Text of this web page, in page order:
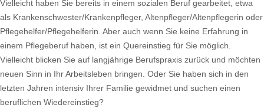
Vielleicht haben Sie bereits in einem sozialen Beruf gearbeitet, etwa
als Krankenschwester/Krankenpfleger, Altenpfleger/Altenpflegerin oder
Pflegehelfer/Pflegehelferin. Aber auch wenn Sie keine Erfahrung in
einem Pflegeberuf haben, ist ein Quereinstieg für Sie möglich.
Vielleicht blicken Sie auf langjährige Berufspraxis zurück und möchten
neuen Sinn in Ihr Arbeitsleben bringen. Oder Sie haben sich in den
letzten Jahren intensiv Ihrer Familie gewidmet und suchen einen
beruflichen Wiedereinstieg?